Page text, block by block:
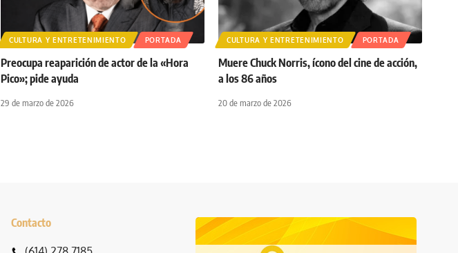
CULTURA Y ENTRETENIMIENTO PORTADA
Preocupa reaparición de actor de la «Hora
Pico»; pide ayuda
29 de marzo de 2026
CULTURA Y ENTRETENIMIENTO PORTADA
Muere Chuck Norris, ícono del cine de acción,
a los 86 años
20 de marzo de 2026
Contacto